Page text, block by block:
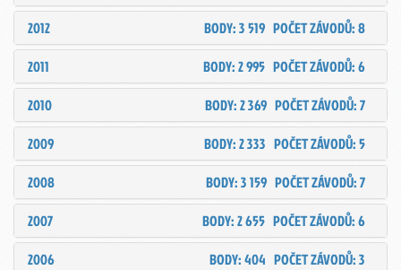
2012
POČET ZÁVODŮ: 8
BODY: 3 519
2011
POČET ZÁVODŮ: 6
BODY: 2 995
2010
POČET ZÁVODŮ: 7
BODY: 2 369
2009
POČET ZÁVODŮ: 5
BODY: 2 333
2008
POČET ZÁVODŮ: 7
BODY: 3 159
2007
POČET ZÁVODŮ: 6
BODY: 2 655
2006
POČET ZÁVODŮ: 3
BODY: 404